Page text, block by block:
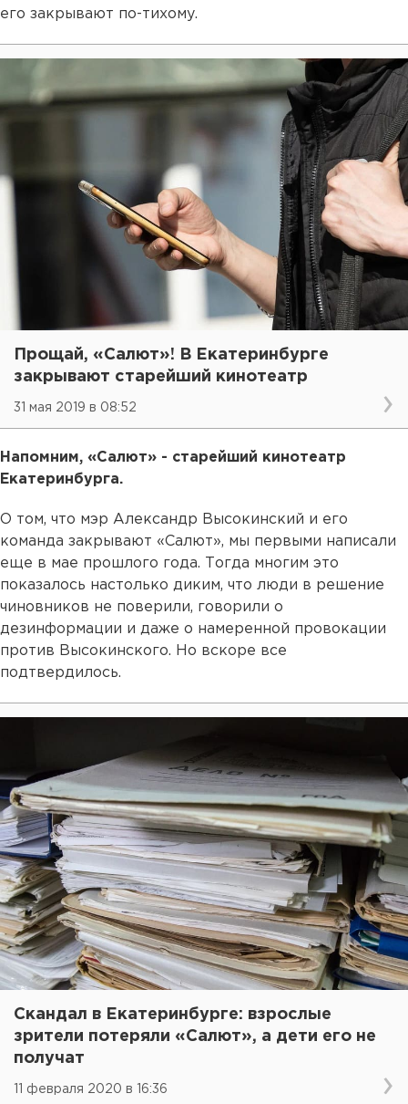
его закрывают по-тихому.
Прощай, «Салют»! В Екатеринбурге
закрывают старейший кинотеатр
31 мая 2019 в 08:52
Напомним, «Салют» - старейший кинотеатр
Екатеринбурга.
О том, что мэр Александр Высокинский и его
команда закрывают «Салют», мы первыми написали
еще в мае прошлого года. Тогда многим это
показалось настолько диким, что люди в решение
чиновников не поверили, говорили о
дезинформации и даже о намеренной провокации
против Высокинского. Но вскоре все
подтвердилось.
Скандал в Екатеринбурге: взрослые
зрители потеряли «Салют», а дети его не
получат
11 февраля 2020 в 16:36